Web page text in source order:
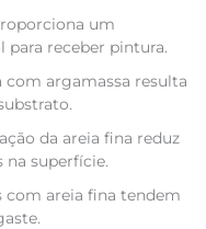
um
para receber pintura.
com argamassa resulta
da areia fina reduz
na superfície.
com areia fina tendem